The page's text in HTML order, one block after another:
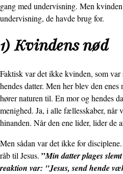
gang med undervisning. Men
undervisning, de havde brug for.
1) Kvindens nød
Faktisk var det ikke kvinden, som var
hendes datter. Men her blev den enes
hører naturen til. En mor og hendes
menighed. Ja, i alle fællesskaber, når
hinanden. Når den ene lider, lider de
Men sådan var det ikke for
råb til Jesus. ”Min datter plages
reaktion var: "Jesus, send hende